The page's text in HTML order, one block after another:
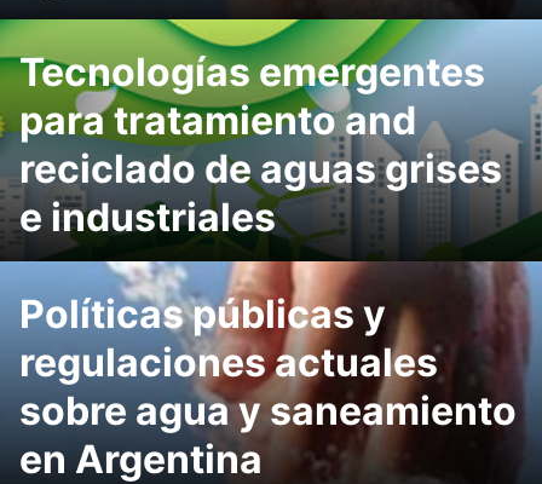
Tecnologías emergentes
para tratamiento and
reciclado de aguas grises
e industriales
Políticas públicas y
regulaciones actuales
sobre agua y saneamiento
en Argentina